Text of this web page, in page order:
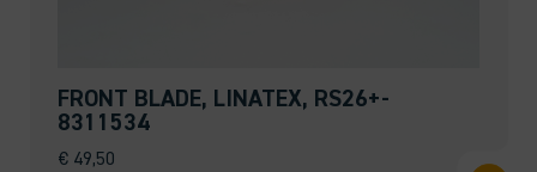
FRONT BLADE, LINATEX, RS26+-
8311534
€ 49,50